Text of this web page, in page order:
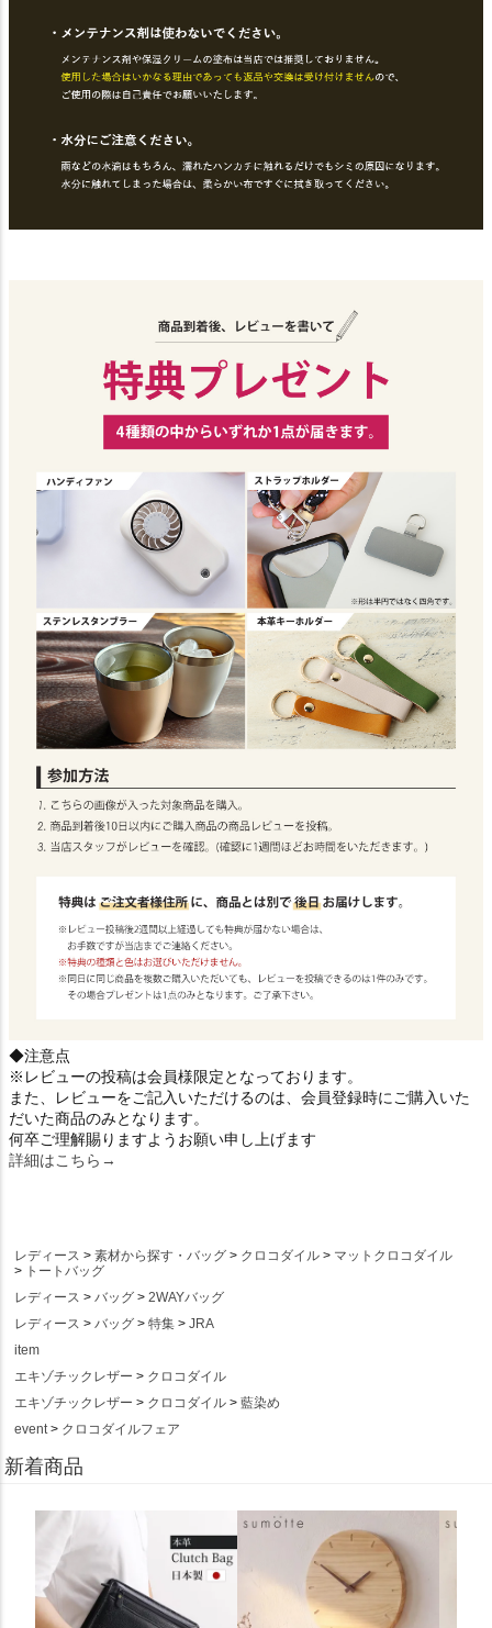
◆注意点
※レビューの投稿は会員様限定となっております。
また、レビューをご記入いただけるのは、会員登録時にご購入いた
だいた商品のみとなります。
何卒ご理解賜りますようお願い申し上げます
詳細はこちら→
レディース 素材から探す・バッグ クロコダイル
マットクロコダイル
トートバッグ
レディース
バッグ
2WAYバッグ
レディース
バッグ 特集
JRA
item
エキゾチックレザー
クロコダイル
エキゾチックレザー
クロコダイル
藍染め
event
クロコダイルフェア
新着商品